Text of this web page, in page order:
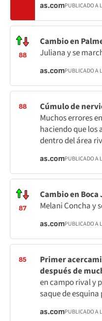
as.comPUBLICADO A
88
Cambio en
Juliana y se
as.comPUBLICADO A
88 Cúmulo de
Muchos errores
haciendo que los
dentro del área
as.comPUBLICADO A
87
Cambio en
Melani Concha y
as.comPUBLICADO A
85
Primer
después de
en campo rival y
saque de
as.comPUBLICADO A